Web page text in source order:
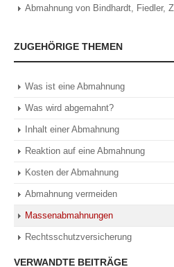
Abmahnung von Bindhardt, Fiedler,
ZUGEHÖRIGE THEMEN
Was ist eine Abmahnung
Was wird abgemahnt?
Inhalt einer Abmahnung
Reaktion auf eine Abmahnung
Kosten der Abmahnung
Abmahnung vermeiden
Massenabmahnungen
Rechtsschutzversicherung
VERWANDTE BEITRÄGE